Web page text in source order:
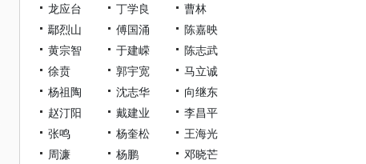
龙应台
丁学良
曹林
鄢烈山
傅国涌
陈嘉映
黄宗智
于建嵘
陈志武
徐贲
郭宇宽
马立诚
杨祖陶
沈志华
向继东
赵汀阳
戴建业
李昌平
张鸣
杨奎松
王海光
周濂
杨鹏
邓晓芒